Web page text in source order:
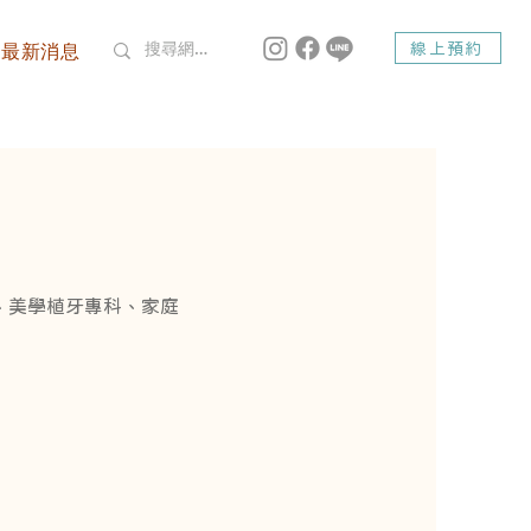
線上預約
最新消息
美學植牙專科、家庭